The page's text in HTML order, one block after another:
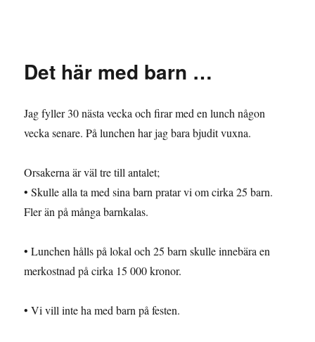
Det här med barn …
Jag fyller 30 nästa vecka och firar med en lunch någon
vecka senare. På lunchen har jag bara bjudit vuxna.
Orsakerna är väl tre till antalet;
• Skulle alla ta med sina barn pratar vi om cirka 25 barn.
Fler än på många barnkalas.
• Lunchen hålls på lokal och 25 barn skulle innebära en
merkostnad på cirka 15 000 kronor.
• Vi vill inte ha med barn på festen.